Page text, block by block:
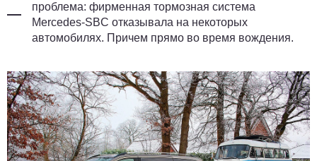
проблема: фирменная тормозная система
Mercedes-SBC отказывала на некоторых
автомобилях. Причем прямо во время вождения.